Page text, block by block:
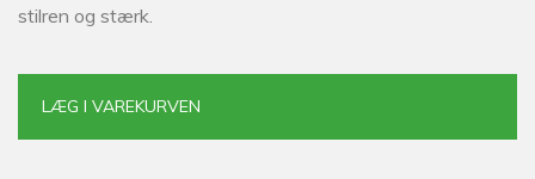
stilren og stærk.
LÆG I VAREKURVEN